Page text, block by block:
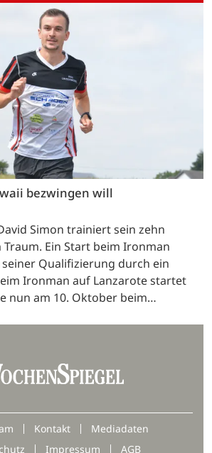
bezwingen will
Simon trainiert sein zehn
Traum. Ein Start beim Ironman
Qualifizierung durch ein
Ironman auf Lanzarote startet
nun am 10. Oktober beim…
Kontakt
Mediadaten
Impressum AGB